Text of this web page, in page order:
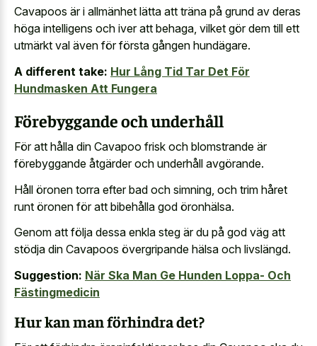
Cavapoos är i allmänhet lätta att träna på grund av deras
höga intelligens och iver att behaga, vilket gör dem till ett
utmärkt val även för första gången hundägare.
A different take: Hur Lång Tid Tar Det För
Hundmasken Att Fungera
Förebyggande och underhåll
För att hålla din Cavapoo frisk och blomstrande är
förebyggande åtgärder och underhåll avgörande.
Håll öronen torra efter bad och simning, och trim håret
runt öronen för att bibehålla god öronhälsa.
Genom att följa dessa enkla steg är du på god väg att
stödja din Cavapoos övergripande hälsa och livslängd.
Suggestion: När Ska Man Ge Hunden Loppa- Och
Fästingmedicin
Hur kan man förhindra det?